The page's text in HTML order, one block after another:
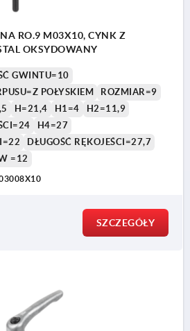
RO.9 M03X10, CYNK Z
OKSYDOWANY
GWINTU=10
POŁYSKIEM
ROZMIAR=9
H=21,4 H1=4
H2=11,9
H4=27
DŁUGOŚĆ RĘKOJEŚCI=27,7
=12
SZCZEGÓŁY